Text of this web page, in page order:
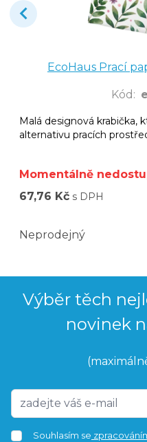
EcoHaus Prací
Kód :
Malá designová krabička,
alternativu pracích
Momentálně
67,76 Kč s DPH
Neprodejný
Výběr těch
novinek
Souhlasím se